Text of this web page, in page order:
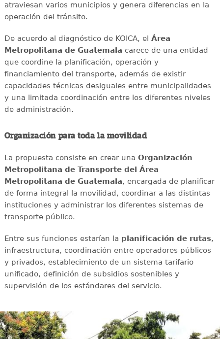
atraviesan varios municipios y genera diferencias en la
operación del tránsito.
De acuerdo al diagnóstico de KOICA, el Área
Metropolitana de Guatemala carece de una entidad
que coordine la planificación, operación y
financiamiento del transporte, además de existir
capacidades técnicas desiguales entre municipalidades
y una limitada coordinación entre los diferentes niveles
de administración.
Organización para toda la movilidad
La propuesta consiste en crear una Organización
Metropolitana de Transporte del Área
Metropolitana de Guatemala, encargada de planificar
de forma integral la movilidad, coordinar a las distintas
instituciones y administrar los diferentes sistemas de
transporte público.
Entre sus funciones estarían la planificación de rutas,
infraestructura, coordinación entre operadores públicos
y privados, establecimiento de un sistema tarifario
unificado, definición de subsidios sostenibles y
supervisión de los estándares del servicio.